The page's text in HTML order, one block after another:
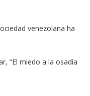
venezolana ha
“El miedo a la osadía